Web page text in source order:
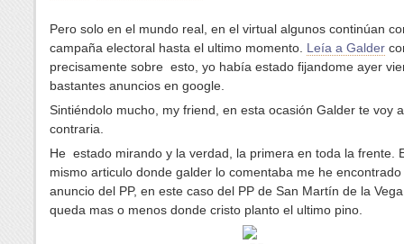
Pero solo en el mundo real, en el virtual algunos continúan
campaña electoral hasta el ultimo momento. Leía a Galder
precisamente sobre esto, yo había estado fijandome ayer
bastantes anuncios en google.
Sintiéndolo mucho, my friend, en esta ocasión Galder te voy
contraria.
He estado mirando y la verdad, la primera en toda la frente.
mismo articulo donde galder lo comentaba me he encontrado
anuncio del PP, en este caso del PP de San Martín de la
queda mas o menos donde cristo planto el ultimo pino.